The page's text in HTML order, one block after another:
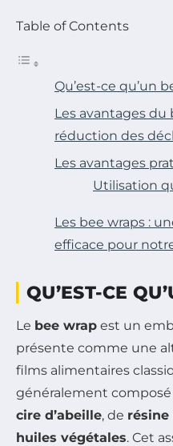
Table of Contents
Qu’est-ce qu’un
Les avantages du
réduction des
Les avantages
Utilisation
Les bee wraps :
efficace pour
QU’EST-CE
Le bee wrap est un
présente comme une
films alimentaires
généralement composé
cire d’abeille, de
huiles végétales. Cet